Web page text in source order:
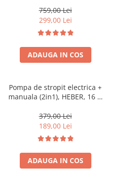
MOTOR 2 TIMPI
759,00 Lei
299,00 Lei
ADAUGA IN COS
Pompa de stropit electrica +
manuala (2in1), HEBER, 16 L,
5 duze de stropire incluse
incluse
379,00 Lei
189,00 Lei
ADAUGA IN COS